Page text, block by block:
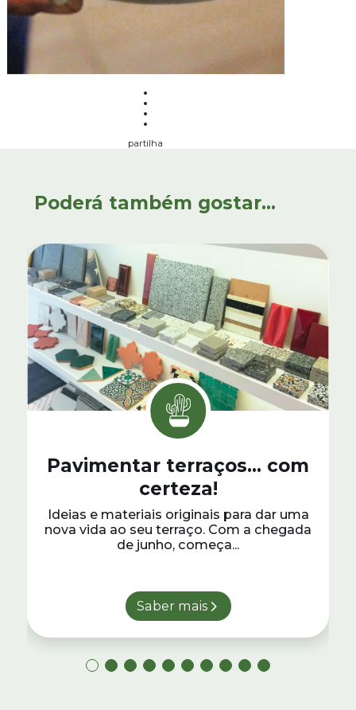
partilha
Poderá também gostar...
Pavimentar terraços… com
certeza!
Ideias e materiais originais para dar uma
nova vida ao seu terraço. Com a chegada
de junho, começa...
Saber mais